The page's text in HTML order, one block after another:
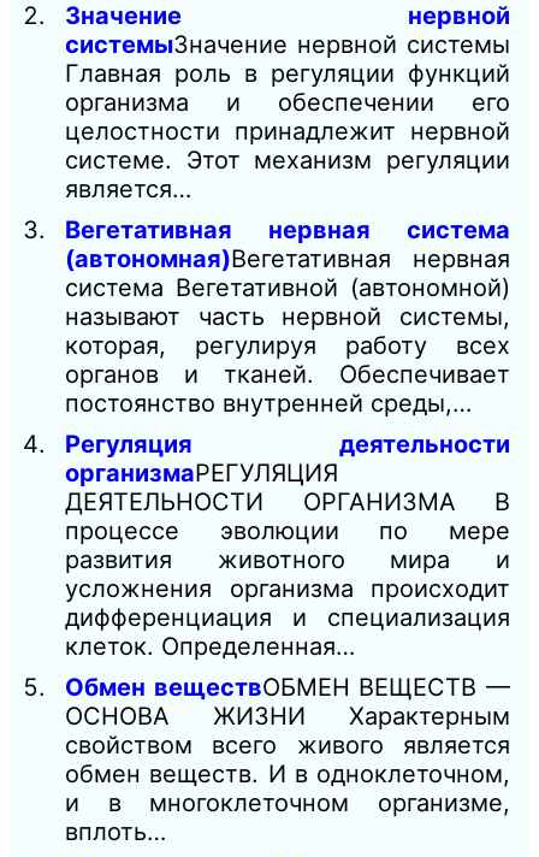
Значение нервной
системыЗначение нервной системы
Главная роль в регуляции функций
организма и обеспечении его
целостности принадлежит нервной
системе. Этот механизм регуляции
является…
Вегетативная нервная система
(автономная)Вегетативная нервная
система Вегетативной (автономной)
называют часть нервной системы,
которая, регулируя работу всех
органов и тканей. Обеспечивает
постоянство внутренней среды,…
Регуляция деятельности
организмаРЕГУЛЯЦИЯ
ДЕЯТЕЛЬНОСТИ ОРГАНИЗМА В
процессе эволюции по мере
развития животного мира и
усложнения организма происходит
дифференциация и специализация
клеток. Определенная…
Обмен веществОБМЕН ВЕЩЕСТВ —
ОСНОВА ЖИЗНИ Характерным
свойством всего живого является
обмен веществ. И в одноклеточном,
и в многоклеточном организме,
вплоть…